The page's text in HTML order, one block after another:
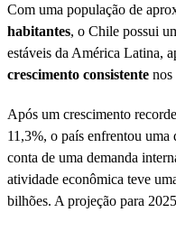
Com uma população de
habitantes, o Chile possui
estáveis da América Latina,
crescimento consistente nos
Após um crescimento
11,3%, o país enfrentou uma
conta de uma demanda
atividade econômica teve
bilhões. A projeção para